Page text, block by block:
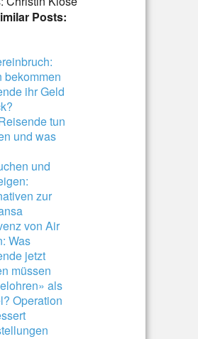
Posts:
bekommen
ihr Geld
tun
und was
und
zur
von Air
Was
jetzt
müssen
als
Operation